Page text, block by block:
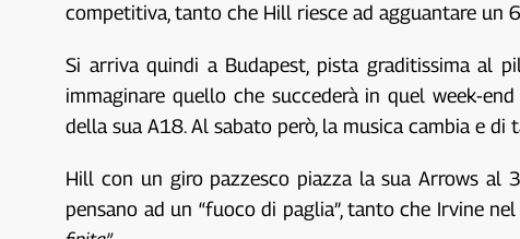
competitiva, tanto che Hill riesce ad agguantare un
Si arriva quindi a Budapest, pista graditissima
immaginare quello che succederà in quel week-
della sua A18. Al sabato però, la musica cambia e di
Hill con un giro pazzesco piazza la sua Arrows al
pensano ad un “fuoco di paglia”, tanto che Irvine